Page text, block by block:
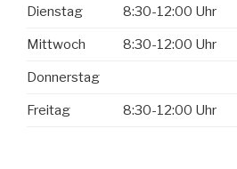
Dienstag 8:30-12:00 Uhr
Mittwoch 8:30-12:00 Uhr
Donnerstag
Freitag 8:30-12:00 Uhr